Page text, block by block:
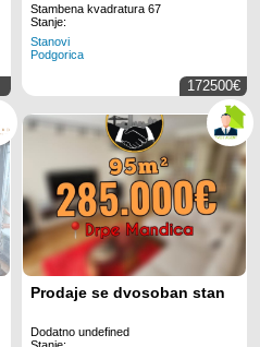
Stambena kvadratura 67
Stanje:
Stanovi
Podgorica
172500€
Prodaje se dvosoban stan
Dodatno undefined